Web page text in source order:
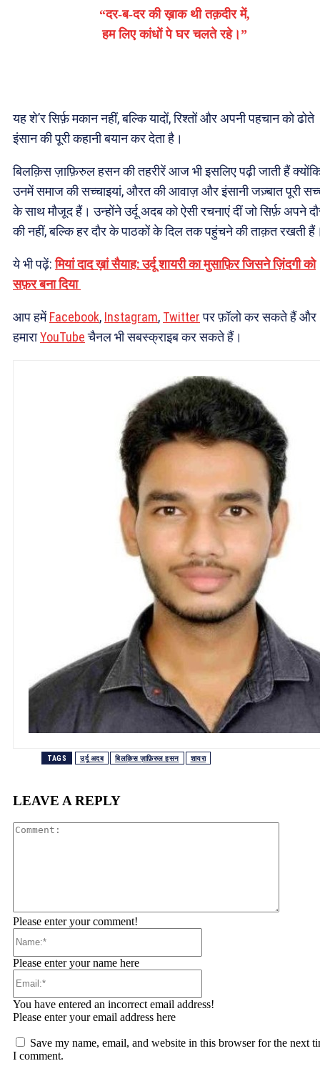
“दर-ब-दर की ख़ाक थी तक़दीर में,
हम लिए कांधों पे घर चलते रहे।”
यह शे’र सिर्फ़ मकान नहीं, बल्कि यादों, रिश्तों और अपनी पहचान को ढोते
इंसान की पूरी कहानी बयान कर देता है।
बिलक़िस ज़ाफ़िरुल हसन की तहरीरें आज भी इसलिए पढ़ी जाती हैं
उनमें समाज की सच्चाइयां, औरत की आवाज़ और इंसानी जज़्बात पूरी
के साथ मौजूद हैं। उन्होंने उर्दू अदब को ऐसी रचनाएं दीं जो सिर्फ़ अपने
की नहीं, बल्कि हर दौर के पाठकों के दिल तक पहुंचने की ताक़त रखती
ये भी पढ़ें:मियां दाद ख़ां सैयाह: उर्दू शायरी का मुसाफ़िर जिसने ज़िंदगी को
सफ़र बना दिया
आप हमेंFacebook, Instagram, Twitterपर फ़ॉलो कर सकते हैं और
हमाराYouTubeचैनल भी सबस्क्राइब कर सकते हैं।
TAGS उर्दू अदब बिलक़िस ज़ाफ़िरुल हसन शायरा
LEAVE A REPLY
Please enter your comment!
Please enter your name here
You have entered an incorrect email address!
Please enter your email address here
Save my name, email, and website in this browser for the next
I comment.